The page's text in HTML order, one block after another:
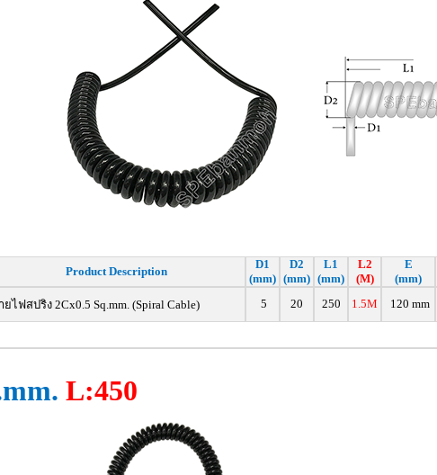
Product Description
D1
(mm)
D2
(mm)
L1
(mm)
L2
(M)
E
(mm)
ยไฟสปริง 2Cx0.5 Sq.mm. (Spiral Cable) 5 20 250 1.5M 120 mm
L:450